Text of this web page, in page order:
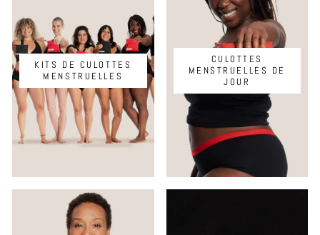
KITS DE CULOTTES
MENSTRUELLES
CULOTTES
MENSTRUELLES DE
JOUR